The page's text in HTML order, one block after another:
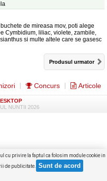
de mireasa mov, poti alege
Cymbidium, liliac, violete, zambile,
si multe altele care se gasesc
Produsul urmator
cu privire la faptul ca folosim module cookie in
de publicitate.
Concurs Articole
NUNTII 2026